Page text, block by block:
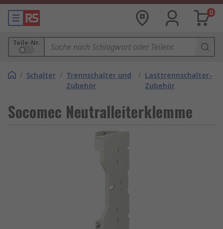
0
Teile-Nr.
/ Schalter / Trennschalter und
Zubehör
/ Lasttrennschalter-
Zubehör
Socomec Neutralleiterklemme